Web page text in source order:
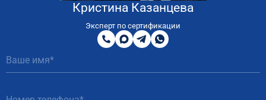
Кристина Казанцева
Эксперт по сертификации
8
800
200
51
MAXTelegram
WhatsApp